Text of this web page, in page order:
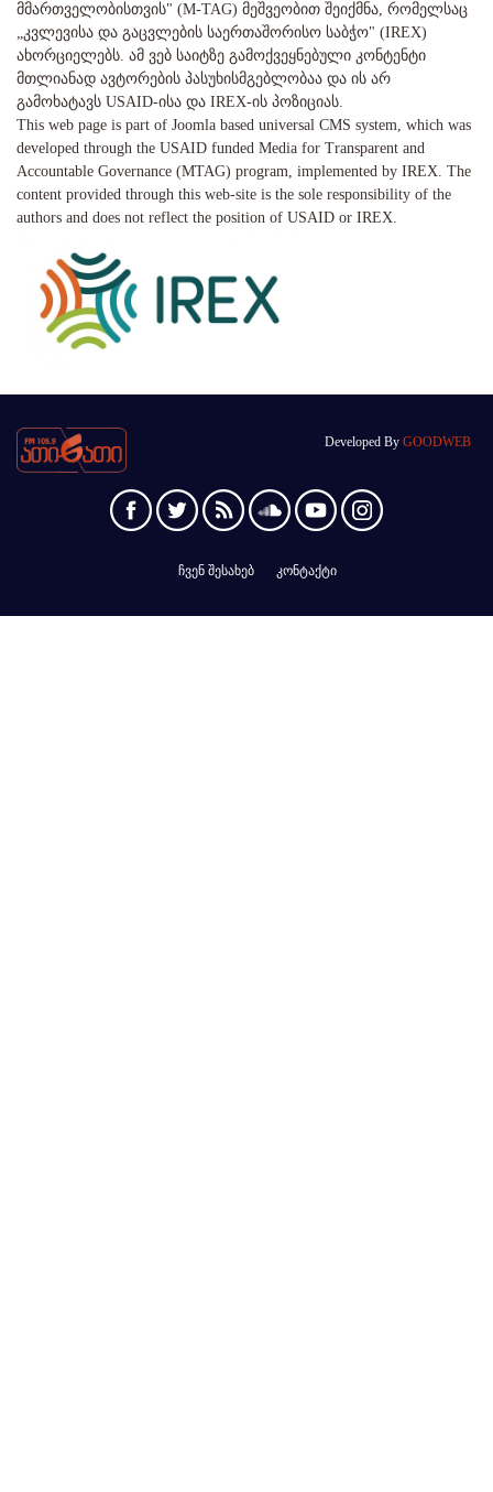
მმართველობისთვის" (M-TAG) მეშვეობით შეიქმნა, რომელსაც
„კვლევისა და გაცვლების საერთაშორისო საბჭო" (IREX)
ახორციელებს. ამ ვებ საიტზე გამოქვეყნებული კონტენტი
მთლიანად ავტორების პასუხისმგებლობაა და ის არ
გამოხატავს USAID-ისა და IREX-ის პოზიციას.
This web page is part of Joomla based universal CMS system, which was
developed through the USAID funded Media for Transparent and
Accountable Governance (MTAG) program, implemented by IREX. The
content provided through this web-site is the sole responsibility of the
authors and does not reflect the position of USAID or IREX.
Developed By GOODWEB
ჩვენ შესახებ კონტაქტი